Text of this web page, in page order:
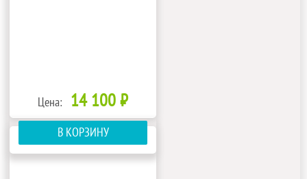
Цена: 14 100 ₽
В КОРЗИНУ